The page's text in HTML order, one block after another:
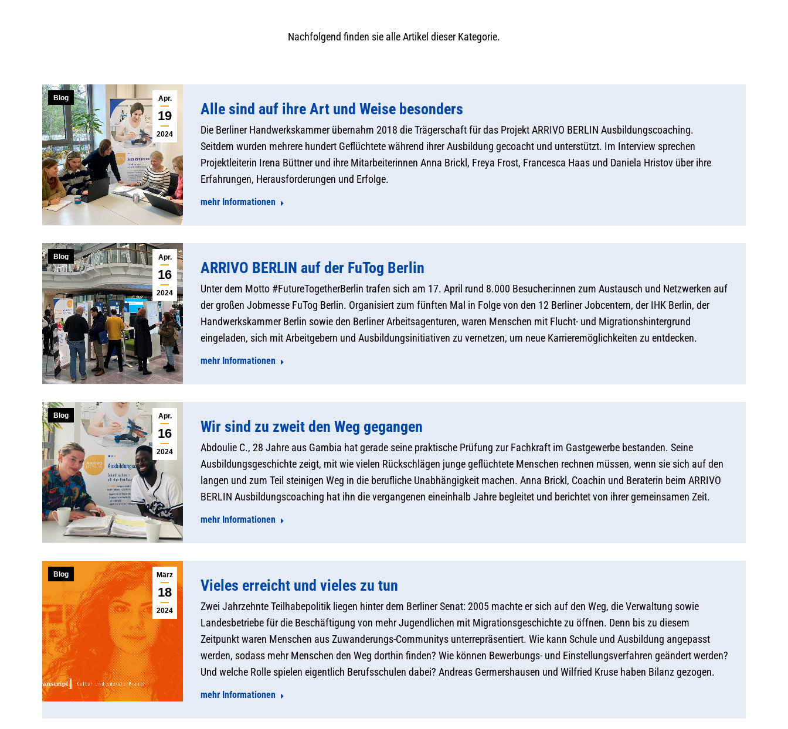
Nachfolgend finden sie alle Artikel dieser Kategorie.
Apr.
19
2024
Blog
Alle sind auf ihre Art und Weise besonders
Die Berliner Handwerkskammer übernahm 2018 die Trägerschaft für das Projekt ARRIVO BERLIN Ausbildungscoaching.
Seitdem wurden mehrere hundert Geflüchtete während ihrer Ausbildung gecoacht und unterstützt. Im Interview sprechen
Projektleiterin Irena Büttner und ihre Mitarbeiterinnen Anna Brickl, Freya Frost, Francesca Haas und Daniela Hristov über ihre
Erfahrungen, Herausforderungen und Erfolge.
mehr Informationen
Apr.
16
2024
Blog
ARRIVO BERLIN auf der FuTog Berlin
Unter dem Motto #FutureTogetherBerlin trafen sich am 17. April rund 8.000 Besucher:innen zum Austausch und Netzwerken auf
der großen Jobmesse FuTog Berlin. Organisiert zum fünften Mal in Folge von den 12 Berliner Jobcentern, der IHK Berlin, der
Handwerkskammer Berlin sowie den Berliner Arbeitsagenturen, waren Menschen mit Flucht- und Migrationshintergrund
eingeladen, sich mit Arbeitgebern und Ausbildungsinitiativen zu vernetzen, um neue Karrieremöglichkeiten zu entdecken.
mehr Informationen
Apr.
16
2024
Blog
Wir sind zu zweit den Weg gegangen
Abdoulie C., 28 Jahre aus Gambia hat gerade seine praktische Prüfung zur Fachkraft im Gastgewerbe bestanden. Seine
Ausbildungsgeschichte zeigt, mit wie vielen Rückschlägen junge geflüchtete Menschen rechnen müssen, wenn sie sich auf den
langen und zum Teil steinigen Weg in die berufliche Unabhängigkeit machen. Anna Brickl, Coachin und Beraterin beim ARRIVO
BERLIN Ausbildungscoaching hat ihn die vergangenen eineinhalb Jahre begleitet und berichtet von ihrer gemeinsamen Zeit.
mehr Informationen
März
18
2024
Blog
Vieles erreicht und vieles zu tun
Zwei Jahrzehnte Teilhabepolitik liegen hinter dem Berliner Senat: 2005 machte er sich auf den Weg, die Verwaltung sowie
Landesbetriebe für die Beschäftigung von mehr Jugendlichen mit Migrationsgeschichte zu öffnen. Denn bis zu diesem
Zeitpunkt waren Menschen aus Zuwanderungs-Communitys unterrepräsentiert. Wie kann Schule und Ausbildung angepasst
werden, sodass mehr Menschen den Weg dorthin finden? Wie können Bewerbungs- und Einstellungsverfahren geändert werden?
Und welche Rolle spielen eigentlich Berufsschulen dabei? Andreas Germershausen und Wilfried Kruse haben Bilanz gezogen.
mehr Informationen